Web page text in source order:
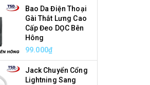
Bao Da Điện Thoại
Gài Thắt Lưng Cao
Cấp Đeo DỌC Bên
Hông
99.000₫
Jack Chuyển Cổng
Lightning Sang